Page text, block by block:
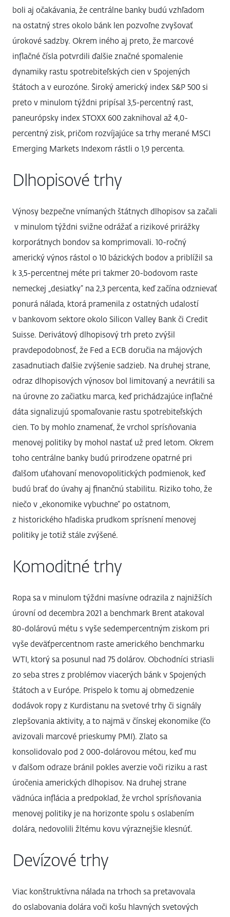
boli aj očakávania, že centrálne banky budú vzhľadom
na ostatný stres okolo bánk len pozvoľne zvyšovať
úrokové sadzby. Okrem iného aj preto, že marcové
inflačné čísla potvrdili ďalšie značné spomalenie
dynamiky rastu spotrebiteľských cien v Spojených
štátoch a v eurozóne. Široký americký index S&P 500 si
preto v minulom týždni pripísal 3,5-percentný rast,
paneurópsky index STOXX 600 zaknihoval až 4,0-
percentný zisk, pričom rozvíjajúce sa trhy merané MSCI
Emerging Markets Indexom rástli o 1,9 percenta.
Dlhopisové trhy
Výnosy bezpečne vnímaných štátnych dlhopisov sa začali
v minulom týždni svižne odrážať a rizikové prirážky
korporátnych bondov sa komprimovali. 10-ročný
americký výnos rástol o 10 bázických bodov a priblížil sa
k 3,5-percentnej méte pri takmer 20-bodovom raste
nemeckej „desiatky“ na 2,3 percenta, keď začína odznievať
ponurá nálada, ktorá pramenila z ostatných udalostí
v bankovom sektore okolo Silicon Valley Bank či Credit
Suisse. Derivátový dlhopisový trh preto zvýšil
pravdepodobnosť, že Fed a ECB doručia na májových
zasadnutiach ďalšie zvýšenie sadzieb. Na druhej strane,
odraz dlhopisových výnosov bol limitovaný a nevrátili sa
na úrovne zo začiatku marca, keď prichádzajúce inflačné
dáta signalizujú spomaľovanie rastu spotrebiteľských
cien. To by mohlo znamenať, že vrchol sprísňovania
menovej politiky by mohol nastať už pred letom. Okrem
toho centrálne banky budú prirodzene opatrné pri
ďalšom uťahovaní menovopolitických podmienok, keď
budú brať do úvahy aj finančnú stabilitu. Riziko toho, že
niečo v „ekonomike vybuchne“ po ostatnom,
z historického hľadiska prudkom sprísnení menovej
politiky je totiž stále zvýšené.
Komoditné trhy
Ropa sa v minulom týždni masívne odrazila z najnižších
úrovní od decembra 2021 a benchmark Brent atakoval
80-dolárovú métu s vyše sedempercentným ziskom pri
vyše deväťpercentnom raste amerického benchmarku
WTI, ktorý sa posunul nad 75 dolárov. Obchodníci striasli
zo seba stres z problémov viacerých bánk v Spojených
štátoch a v Európe. Prispelo k tomu aj obmedzenie
dodávok ropy z Kurdistanu na svetové trhy či signály
zlepšovania aktivity, a to najmä v čínskej ekonomike (čo
avizovali marcové prieskumy PMI). Zlato sa
konsolidovalo pod 2 000-dolárovou métou, keď mu
v ďalšom odraze bránil pokles averzie voči riziku a rast
úročenia amerických dlhopisov. Na druhej strane
vädnúca inflácia a predpoklad, že vrchol sprísňovania
menovej politiky je na horizonte spolu s oslabením
dolára, nedovolili žltému kovu výraznejšie klesnúť.
Devízové trhy
Viac konštruktívna nálada na trhoch sa pretavovala
do oslabovania dolára voči košu hlavných svetových